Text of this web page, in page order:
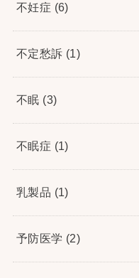
不妊症 (6)
不定愁訴 (1)
不眠 (3)
不眠症 (1)
乳製品 (1)
予防医学 (2)